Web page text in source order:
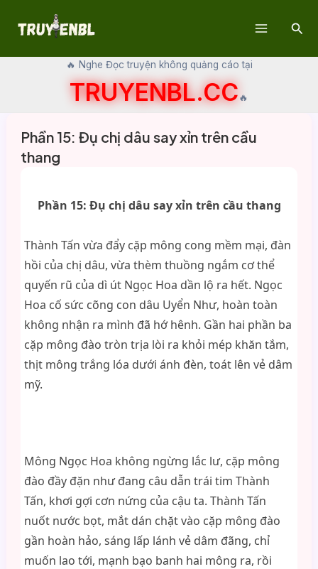
🔥 Nghe Đọc truyện không quảng cáo tại
TRUYENBL.CC🔥
Phần 15: Đụ chị dâu say xỉn trên cầu
thang
Phần 15: Đụ chị dâu say xỉn trên cầu thang
Thành Tấn vừa đẩy cặp mông cong mềm mại, đàn
hồi của chị dâu, vừa thèm thuồng ngắm cơ thể
quyến rũ của dì út Ngọc Hoa dần lộ ra hết. Ngọc
Hoa cố sức cõng con dâu Uyển Như, hoàn toàn
không nhận ra mình đã hớ hênh. Gần hai phần ba
cặp mông đào tròn trịa lòi ra khỏi mép khăn tắm,
thịt mông trắng lóa dưới ánh đèn, toát lên vẻ dâm
mỹ.
Mông Ngọc Hoa không ngừng lắc lư, cặp mông
đào đầy đặn như đang câu dẫn trái tim Thành
Tấn, khơi gợi cơn nứng của cậu ta. Thành Tấn
nuốt nước bọt, mắt dán chặt vào cặp mông đào
gần hoàn hảo, sáng lấp lánh vẻ dâm đãng, chỉ
muốn lao tới, mạnh bạo banh hai mông ra, rồi